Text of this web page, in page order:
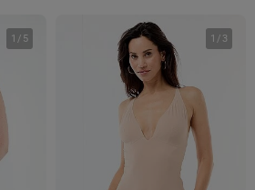
1 / 5 1 / 3